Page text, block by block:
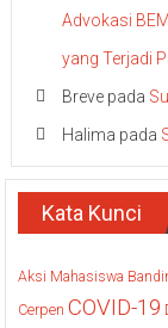
Advokasi
yang Terjadi
Brevepada
Halima pada
Kata Kunci
Aksi Mahasiswa
Cerpen COVID-19